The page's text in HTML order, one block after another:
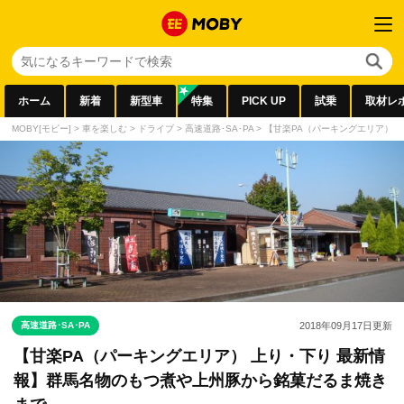
ホーム 新着 新型車 特集 PICK UP 試乗 取材レ
MOBY[モビー] > 車を楽しむ > ドライブ > 高速道路･SA･PA > 【甘楽PA（パーキングエリア）
高速道路･SA･PA 2018年09月17日更新
【甘楽PA（パーキングエリア） 上り・下り 最新情
報】群馬名物のもつ煮や上州豚から銘菓だるま焼き